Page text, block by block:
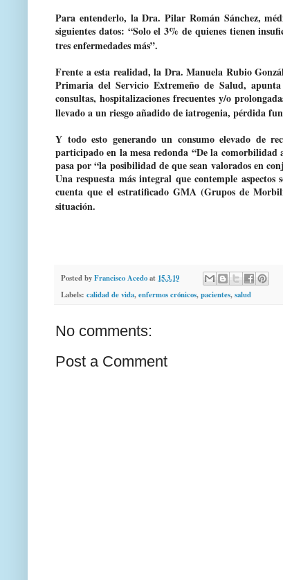
Para entenderlo, la Dra. Pilar Román Sánchez,
siguientes datos: “Solo el 3% de quienes tienen
tres enfermedades más”.
Frente a esta realidad, la Dra. Manuela Rubio
Primaria del Servicio Extremeño de Salud,
consultas, hospitalizaciones frecuentes y/o
llevado a un riesgo añadido de iatrogenia, pérdida
Y todo esto generando un consumo elevado de
participado en la mesa redonda “De la
pasa por “la posibilidad de que sean valorados en
Una respuesta más integral que contemple
cuenta que el estratificado GMA (Grupos de
situación.
Posted byFrancisco Acedoat 15.3.19
Labels: calidad de vida,enfermos crónicos,pacientes,salud
No comments:
Post a Comment